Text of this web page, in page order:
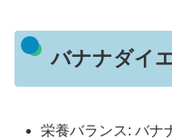
バナナダイ
栄養バランス: バナ